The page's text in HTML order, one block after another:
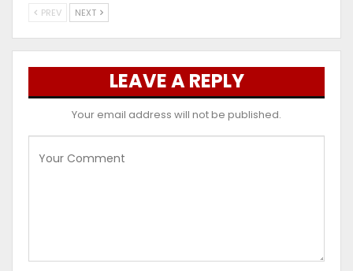
PREV NEXT
LEAVE A REPLY
Your email address will not be published.